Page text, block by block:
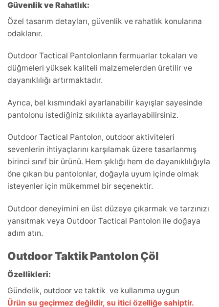
Güvenlik ve Rahatlık:
Özel tasarım detayları, güvenlik ve rahatlık konularına
odaklanır.
Outdoor Tactical Pantolonların fermuarlar tokaları ve
düğmeleri yüksek kaliteli malzemelerden üretilir ve
dayanıklılığı artırmaktadır.
Ayrıca, bel kısmındaki ayarlanabilir kayışlar sayesinde
pantolonu istediğiniz sıkılıkta ayarlayabilirsiniz.
Outdoor Tactical Pantolon, outdoor aktiviteleri
sevenlerin ihtiyaçlarını karşılamak üzere tasarlanmış
birinci sınıf bir ürünü. Hem şıklığı hem de dayanıklılığıyla
öne çıkan bu pantolonlar, doğayla uyum içinde olmak
isteyenler için mükemmel bir seçenektir.
Outdoor deneyimini en üst düzeye çıkarmak ve tarzınızı
yansıtmak veya Outdoor Tactical Pantolon ile doğaya
adım atın.
Outdoor Taktik Pantolon Çöl
Özellikleri:
Gündelik, outdoor ve taktik ve kullanıma uygun
Ürün su geçirmez değildir, su itici özelliğe sahiptir.